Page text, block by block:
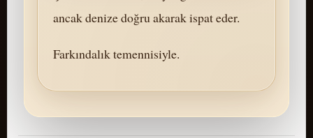
ancak denize doğru akarak ispat eder.
Farkındalık temennisiyle.